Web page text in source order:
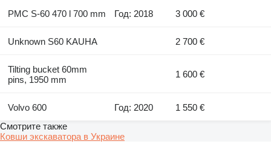
PMC S-60 470 l 700 mm Год: 2018 3 000 €
Unknown S60 KAUHA 2 700 €
Tilting bucket 60mm
pins, 1950 mm
1 600 €
Volvo 600 Год: 2020
1 550 €
Смотрите также
Ковши экскаватора в Украине